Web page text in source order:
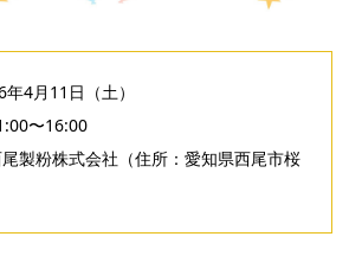
年4月11日（土）
〜16:00
尾製粉株式会社（住所：愛知県西尾市桜